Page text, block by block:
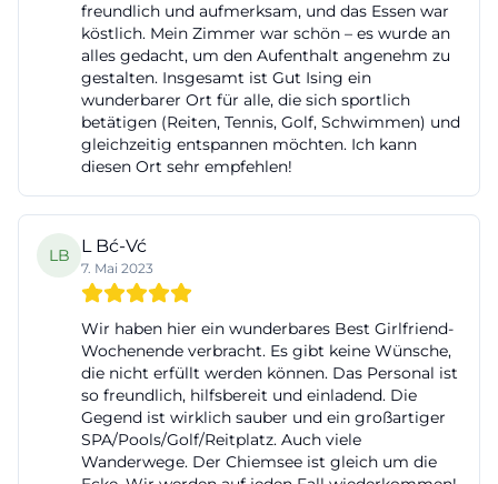
Angebote, die den Aufenthalt thematisch bündeln.
Das ist SEO-seitig wertvoll, weil Angebote oft in
Verbindung mit Urlaub, Wochenendtrip oder
Geschenkideen gesucht werden. Wer also nach
einem besonderen Chiemsee-Aufenthalt mit
Luxusfaktor sucht, findet auf Gut Ising ein
komplexes, klar vermarktetes Zimmer- und
ising.de/?utm_source=openai))
Anfahrt, Parken, Hunde und praktische
Informationen
Ein weiterer häufiger Suchimpuls betrifft anfahrt
und parken. Hotel Gut Ising ist unter Kirchberg 3 in
83339 Chieming-Ising erreichbar. Die offizielle
Anfahrtsbeschreibung empfiehlt die A8, Ausfahrt
109 Grabenstätt, dann über Chieming Richtung
freundlich und aufmerksam, und das Essen war
köstlich. Mein Zimmer war schön – es wurde an
alles gedacht, um den Aufenthalt angenehm zu
gestalten. Insgesamt ist Gut Ising ein
wunderbarer Ort für alle, die sich sportlich
betätigen (Reiten, Tennis, Golf, Schwimmen) und
gleichzeitig entspannen möchten. Ich kann
diesen Ort sehr empfehlen!
LB L Bć-Vć
7. Mai 2023
Wir haben hier ein wunderbares Best Girlfriend-
Wochenende verbracht. Es gibt keine Wünsche,
die nicht erfüllt werden können. Das Personal ist
so freundlich, hilfsbereit und einladend. Die
Gegend ist wirklich sauber und ein großartiger
SPA/Pools/Golf/Reitplatz. Auch viele
Wanderwege. Der Chiemsee ist gleich um die